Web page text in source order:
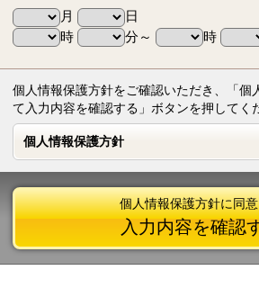
月
日
時
分～ 時
個人情報保護方針をご確認いただき、「個
て入力内容を確認する」ボタンを押してく
個人情報保護方針
個人情報保護方針
個人情報保護方針に同
入力内容を確認